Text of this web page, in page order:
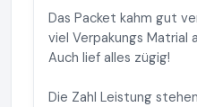
Das Packet kahm gut
viel Verpakungs Matrial
Auch lief alles zügig!
Die Zahl Leistung